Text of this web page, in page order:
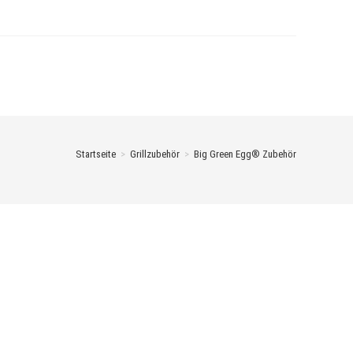
Startseite > Grillzubehör > Big Green Egg® Zubehör